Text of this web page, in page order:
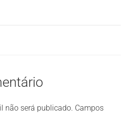
não será publicado. Campos